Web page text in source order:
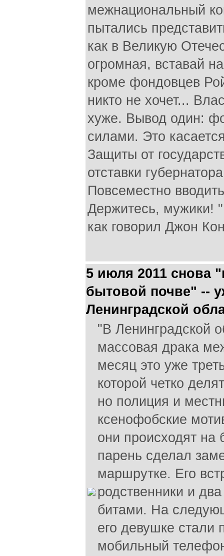
межнациональный
пытались
как в Великую
огромная, вставай
кроме фондовцев
никто не хочет...
хуже. Вывод один:
силами. Это
Защиты от
отставки
Повсеместно
Держитесь, мужики!
как говорил Джон
5 июля 2011 снова
бытовой почве" --
Ленинградской
"В Ленинградской
массовая драка
месяц это уже
которой четко
но полиция и
ксенофобские
они происходят на
парень сделал
маршрутке. Его
родственники и
битами. На
его девушке стали
мобильный